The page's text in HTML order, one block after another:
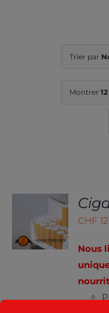
Trier par
Montrer
CHOIX
OPTIONS
CE
PRODUIT
PLUSIEURS
VARIATIONS.
OPTIONS
DÉTAILS
CHF
Nous